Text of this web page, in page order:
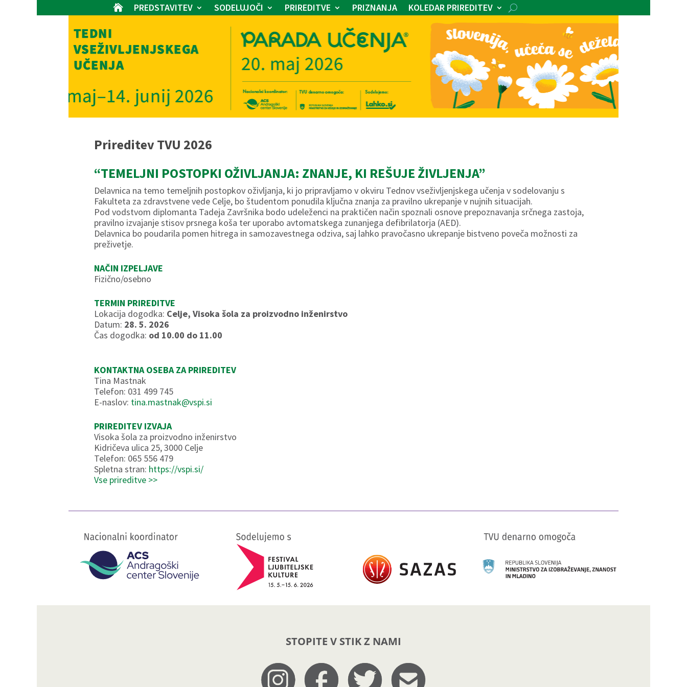
 PREDSTAVITEV SODELUJOČI PRIREDITVE PRIZNANJA KOLEDAR PRIREDITEV
Prireditev TVU 2026
“TEMELJNI POSTOPKI OŽIVLJANJA: ZNANJE, KI REŠUJE ŽIVLJENJA”
Delavnica na temo temeljnih postopkov oživljanja, ki jo pripravljamo v okviru Tednov vseživljenjskega učenja v sodelovanju s
Fakulteta za zdravstvene vede Celje, bo študentom ponudila ključna znanja za pravilno ukrepanje v nujnih situacijah.
Pod vodstvom diplomanta Tadeja Završnika bodo udeleženci na praktičen način spoznali osnove prepoznavanja srčnega zastoja,
pravilno izvajanje stisov prsnega koša ter uporabo avtomatskega zunanjega defibrilatorja (AED).
Delavnica bo poudarila pomen hitrega in samozavestnega odziva, saj lahko pravočasno ukrepanje bistveno poveča možnosti za
preživetje.
NAČIN IZPELJAVE
Fizično/osebno
TERMIN PRIREDITVE
Lokacija dogodka: Celje, Visoka šola za proizvodno inženirstvo
Datum: 28. 5. 2026
Čas dogodka: od 10.00 do 11.00
KONTAKTNA OSEBA ZA PRIREDITEV
Tina Mastnak
Telefon: 031 499 745
E-naslov: tina.mastnak@vspi.si
PRIREDITEV IZVAJA
Visoka šola za proizvodno inženirstvo
Kidričeva ulica 25, 3000 Celje
Telefon: 065 556 479
Spletna stran: https://vspi.si/
Vse prireditve >>
STOPITE V STIK Z NAMI